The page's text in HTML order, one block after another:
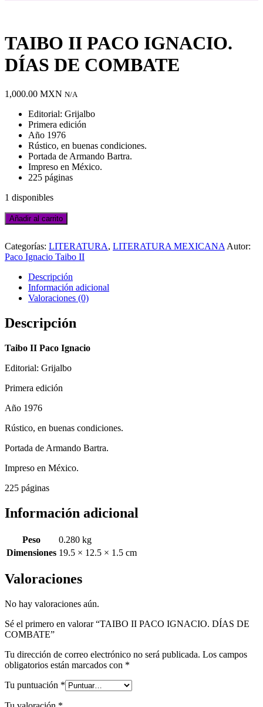
TAIBO II PACO IGNACIO.
DÍAS DE COMBATE
1,000.00 MXN N/A
Editorial: Grijalbo
Primera edición
Año 1976
Rústico, en buenas condiciones.
Portada de Armando Bartra.
Impreso en México.
225 páginas
1 disponibles
TAIBO
II
IGNACIO.
DÍAS
COMBATE
cantidad
Añadir al carrito
a
Categorías: LITERATURA, LITERATURA MEXICANA Autor:
Paco Ignacio Taibo II
Descripción
Información adicional
Valoraciones (0)
Descripción
Taibo II Paco Ignacio
Editorial: Grijalbo
Primera edición
Año 1976
Rústico, en buenas condiciones.
Portada de Armando Bartra.
Impreso en México.
225 páginas
Información adicional
Peso
0.280 kg
Dimensiones 19.5 × 12.5 × 1.5 cm
Valoraciones
No hay valoraciones aún.
Sé el primero en valorar “TAIBO II PACO IGNACIO. DÍAS DE
COMBATE”
Tu dirección de correo electrónico no será publicada. Los campos
obligatorios están marcados con *
Tu puntuación *